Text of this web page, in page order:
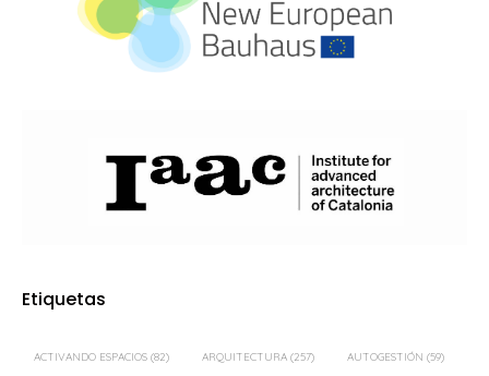
Etiquetas
ACTIVANDO ESPACIOS (82) ARQUITECTURA (257) AUTOGESTIÓN (59)